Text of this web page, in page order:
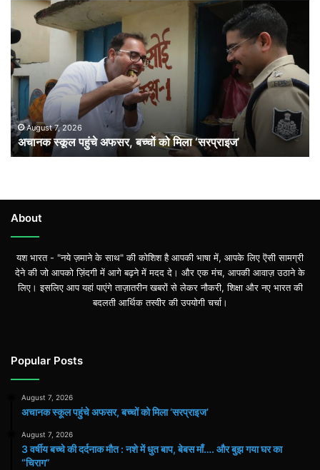
अचानक
पहुंचे
अफसर,
बच्चों
को
मिला
‘सरप्राइज’
August 7, 2026
अचानक स्कूल पहुंचे अफसर, बच्चों को मिला ‘सरप्राइज’
About
यश भारत - "नये ज़माने के साथ" की कोशिश है आपकी भाषा में, आपके लिए ऎसी सामग्री
देने की जो आपको ज़िंदगी में आगे बढ़ने में मदद दे। और एक मंच, आपकी आवाज़ उठाने के
लिए। इसलिए आप यहां पाएंगे ताज़ातरीन खबरों से लेकर नौकरी, शिक्षा और नए भारत की
बदलती आर्थिक तस्वीर की उपयोगी चर्चा।
Popular Posts
August 7, 2026
अचानक स्कूल पहुंचे अफसर, बच्चों को मिला ‘सरप्राइज’
August 7, 2026
3 वर्षीय बच्चे की दर्दनाक मौत : नशे में धुत बाप, बेबस माँ…. और बुझ गया घर का
“चिराग”